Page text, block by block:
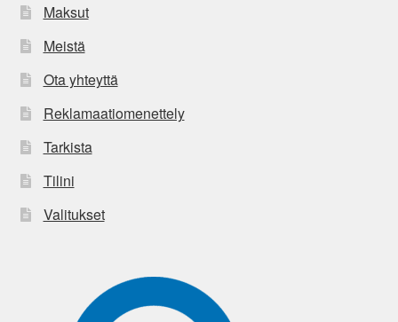
Maksut
Meistä
Ota yhteyttä
Reklamaatiomenettely
Tarkista
Tilini
Valitukset